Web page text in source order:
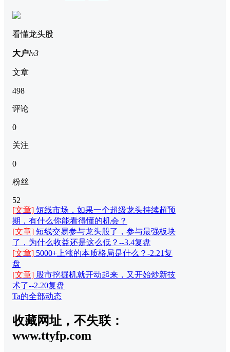
看懂龙头股
大户lv3
文章
498
评论
0
关注
0
粉丝
52
[文章] 短线市场，如果一个超级龙头持续超预
期，有什么你能看得懂的机会？
[文章] 短线交易参与龙头股了，参与最强板块
了，为什么收益还是这么低？--3.4复盘
[文章] 5000+上涨的本质格局是什么？-2.21复
盘
[文章] 股市挖掘机就开动起来，又开始炒新技
术了--2.20复盘
Ta的全部动态
收藏网址，不失联：
www.ttyfp.com